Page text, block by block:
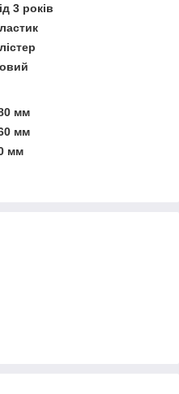
3 років
мм
мм
мм